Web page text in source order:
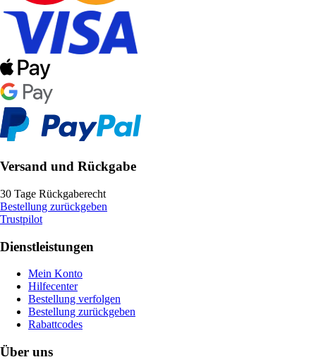
Versand und Rückgabe
30 Tage Rückgaberecht
Bestellung zurückgeben
Trustpilot
Dienstleistungen
Mein Konto
Hilfecenter
Bestellung verfolgen
Bestellung zurückgeben
Rabattcodes
Über uns